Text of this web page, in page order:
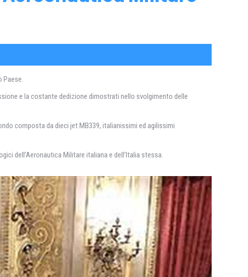
Paese.
e la costante dedizione dimostrati nello svolgimento delle
composta da dieci jet MB339, italianissimi ed agilissimi
dell’Aeronautica Militare italiana e dell’Italia stessa.